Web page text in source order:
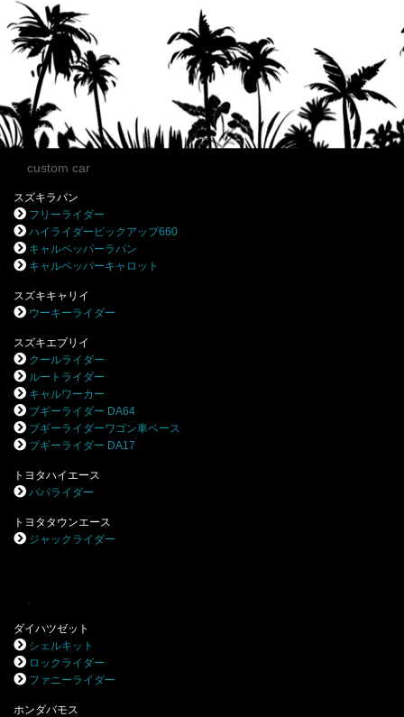
custom car
スズキラパン
フリーライダー
ハイライダーピックアップ660
キャルペッパーラパン
キャルペッパーキャロット
スズキキャリイ
ウーキーライダー
スズキエブリイ
クールライダー
ルートライダー
キャルワーカー
ブギーライダー DA64
ブギーライダーワゴン車ベース
ブギーライダー DA17
トヨタハイエース
パパライダー
トヨタタウンエース
ジャックライダー
ダイハツゼット
シェルキット
ロックライダー
ファニーライダー
ホンダバモス